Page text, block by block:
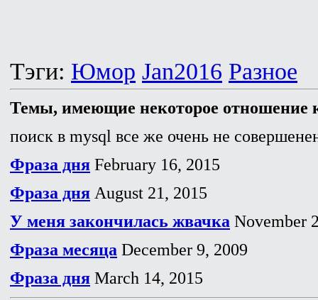
Тэги: Юмор Jan2016 Разное
Темы, имеющие некоторое отношение
поиск в mysql все же очень не
Фраза дня February 16, 2015
Фраза дня August 21, 2015
У меня закончилась жвачка November
Фраза месяца December 9, 2009
Фраза дня March 14, 2015